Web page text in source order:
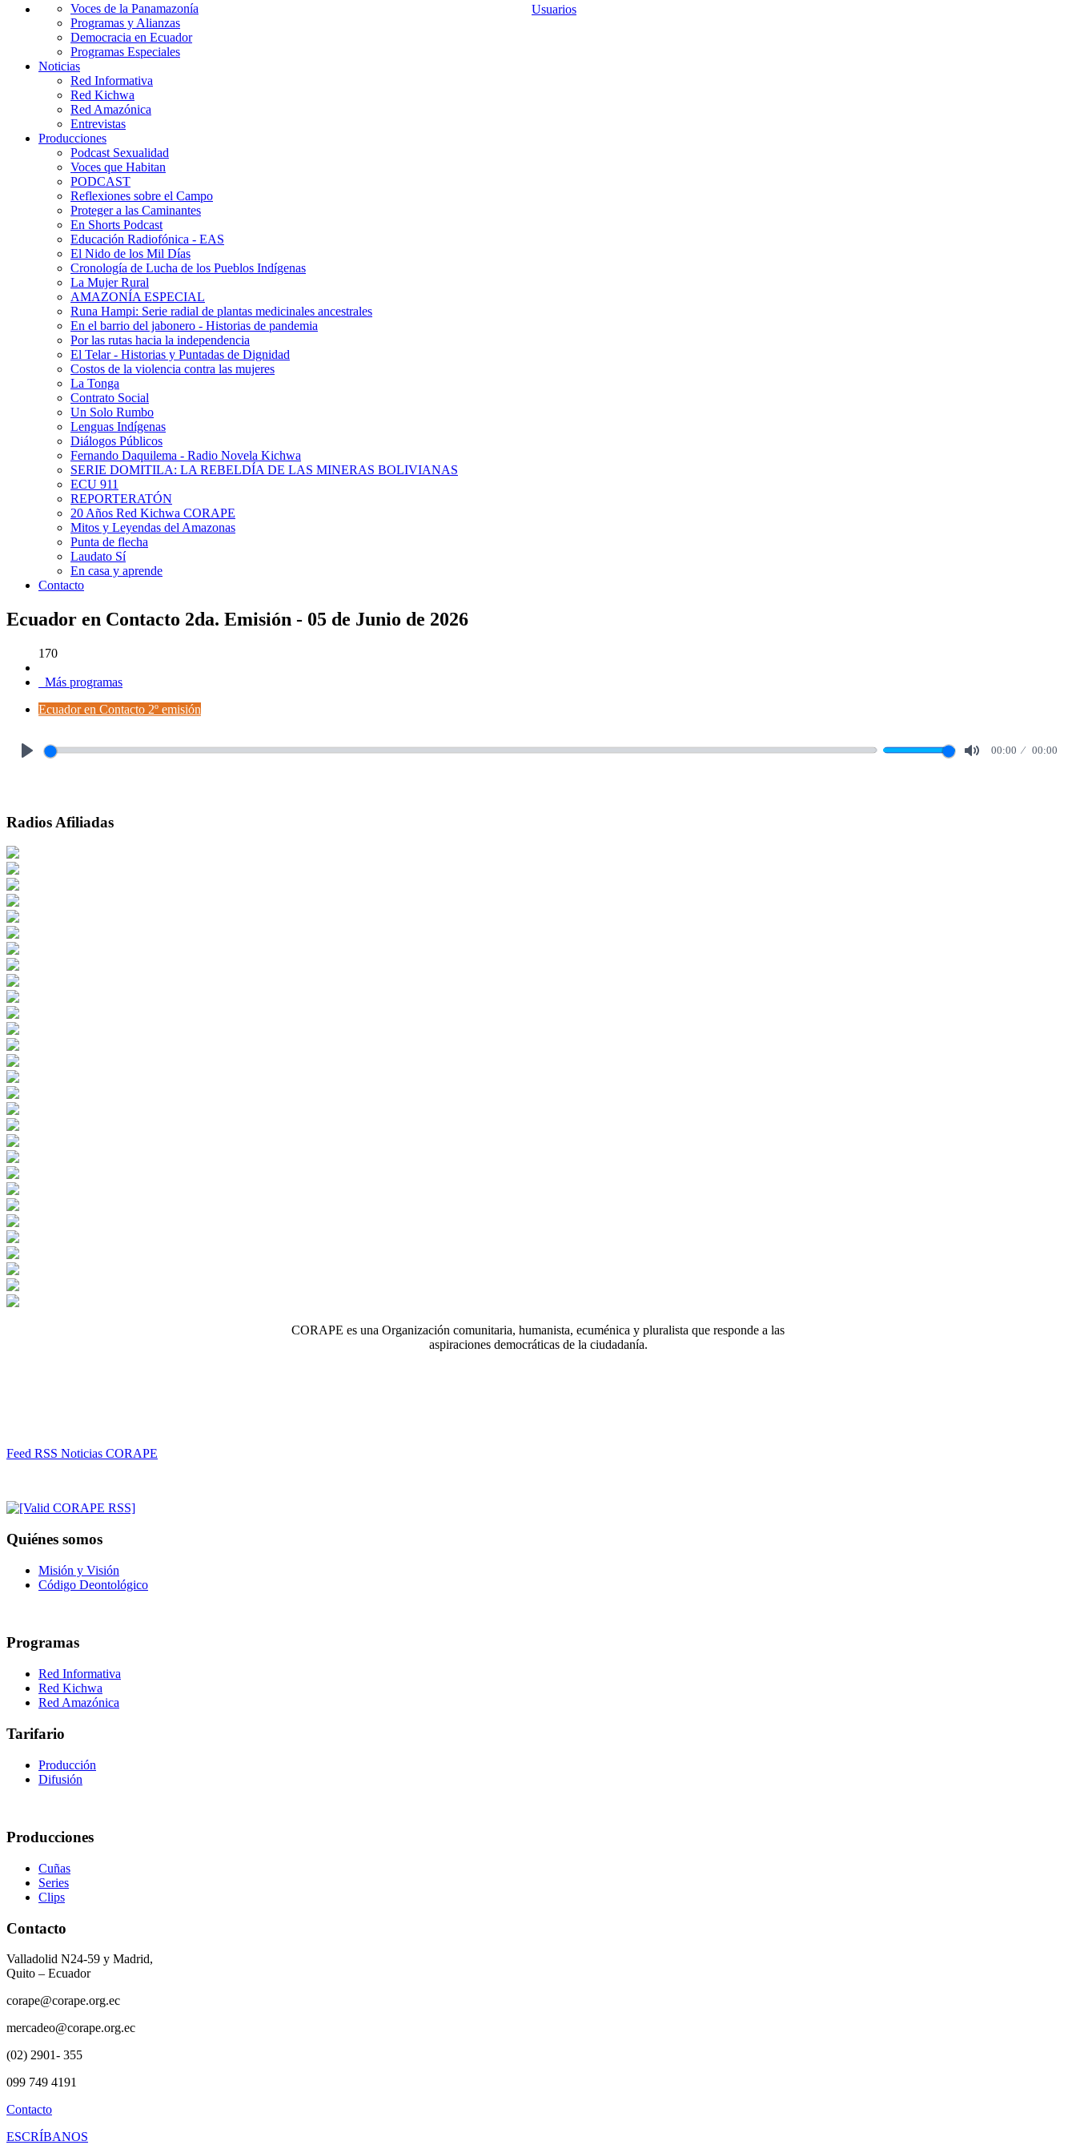
Usuarios
Voces de la Panamazonía
Programas y Alianzas
Democracia en Ecuador
Programas Especiales
Noticias
Red Informativa
Red Kichwa
Red Amazónica
Entrevistas
Producciones
Podcast Sexualidad
Voces que Habitan
PODCAST
Reflexiones sobre el Campo
Proteger a las Caminantes
En Shorts Podcast
Educación Radiofónica - EAS
El Nido de los Mil Días
Cronología de Lucha de los Pueblos Indígenas
La Mujer Rural
AMAZONÍA ESPECIAL
Runa Hampi: Serie radial de plantas medicinales ancestrales
En el barrio del jabonero - Historias de pandemia
Por las rutas hacia la independencia
El Telar - Historias y Puntadas de Dignidad
Costos de la violencia contra las mujeres
La Tonga
Contrato Social
Un Solo Rumbo
Lenguas Indígenas
Diálogos Públicos
Fernando Daquilema - Radio Novela Kichwa
SERIE DOMITILA: LA REBELDÍA DE LAS MINERAS BOLIVIANAS
ECU 911
REPORTERATÓN
20 Años Red Kichwa CORAPE
Mitos y Leyendas del Amazonas
Punta de flecha
Laudato Sí
En casa y aprende
Contacto
Ecuador en Contacto 2da. Emisión - 05 de Junio de 2026
170
Más programas
Ecuador en Contacto 2º emisión
00:00 00:00
Radios Afiliadas
CORAPE es una Organización comunitaria, humanista, ecuménica y pluralista que responde a las
aspiraciones democráticas de la ciudadanía.
Feed RSS Noticias CORAPE
Quiénes somos
Misión y Visión
Código Deontológico
Programas
Red Informativa
Red Kichwa
Red Amazónica
Tarifario
Producción
Difusión
Producciones
Cuñas
Series
Clips
Contacto
Valladolid N24-59 y Madrid,
Quito – Ecuador
corape@corape.org.ec
mercadeo@corape.org.ec
(02) 2901- 355
099 749 4191
Contacto
ESCRÍBANOS